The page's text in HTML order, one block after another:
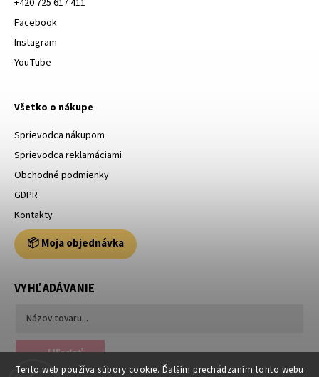
Tento web používa súbory cookie. Ďalším prechádzaním tohto webu
+420 725 617 411
Facebook
Instagram
YouTube
Všetko o nákupe
Sprievodca nákupom
Sprievodca reklamáciami
Obchodné podmienky
GDPR
Kontakty
📦 Moja objednávka
VYHĽADÁVANIE
Hľadať